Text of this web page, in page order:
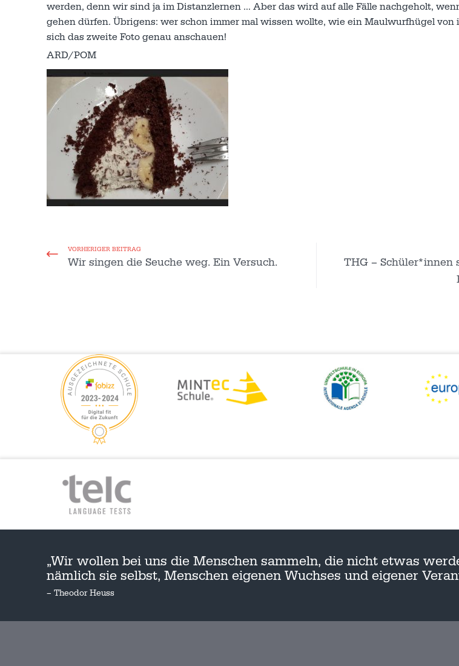
werden, denn wir sind ja im Distanzlernen … Aber das wird auf alle Fälle nachgeholt,
gehen dürfen. Übrigens: wer schon immer mal wissen wollte, wie ein Maulwurfhügel von
sich das zweite Foto genau anschauen!
ARD/POM
VORHERIGER BEITRAG
Wir singen die Seuche weg. Ein Versuch.
THG – Schüler*innen
„Wir wollen bei uns die Menschen sammeln, die nicht etwas
nämlich sie selbst, Menschen eigenen Wuchses und eigener
– Theodor Heuss